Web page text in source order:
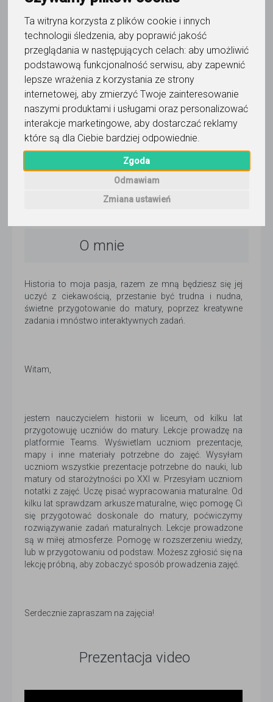
Ta witryna korzysta z plików cookie i innych
technologii śledzenia, aby poprawić jakość
przeglądania w następujących celach: aby umożliwić
podstawową funkcjonalność serwisu, aby zapewnić
lepsze wrażenia z korzystania ze strony
internetowej, aby zmierzyć Twoje zainteresowanie
naszymi produktami i usługami oraz personalizować
interakcje marketingowe, aby dostarczać reklamy
które są dla Ciebie bardziej odpowiednie
Zgoda
Odmawiam
Zmiana ustawień
Pokaż
Korepetytor prowadzi zajęcia online
Wyślij wiadomość
O mnie
Historia to moja pasja, razem ze mną będziesz się jej
uczyć z ciekawością, przestanie być trudna i nudna,
świetne przygotowanie do matury, poprzez kreatywne
zadania i mnóstwo interaktywnych zadań.
Witam,
jestem nauczycielem historii w liceum, od kilku lat
przygotowuję uczniów do matury. Lekcje prowadzę na
platformie Teams. Wyświetlam uczniom prezentacje,
mapy i inne materiały potrzebne do zajęć. Wysyłam
uczniom wszystkie prezentacje potrzebne do nauki, lub
matury od starożytności po XXI w. Przesyłam uczniom
notatki z zajęć. Uczę pisać wypracowania maturalne. Od
kilku lat sprawdzam arkusze maturalne, więc pomogę Ci
się przygotować doskonale do matury, poćwiczymy
rozwiązywanie zadań maturalnych. Lekcje prowadzone
są w miłej atmosferze. Pomogę w rozszerzeniu wiedzy,
lub w przygotowaniu od podstaw. Możesz zgłosić się na
lekcję próbną, aby zobaczyć sposób prowadzenia zajęć.
Serdecznie zapraszam na zajęcia!
Prezentacja video